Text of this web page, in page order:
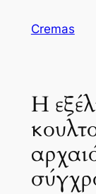
Cremas
Η